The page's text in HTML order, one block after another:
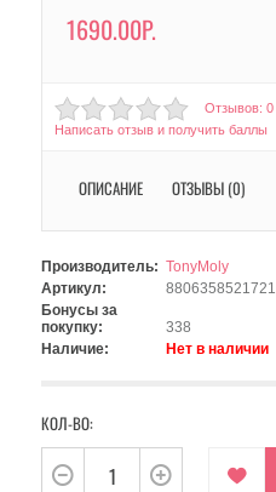
1690.00Р.
Отзывов: 0
Написать отзыв и получить баллы
ОПИСАНИЕ ОТЗЫВЫ (0)
Производитель: TonyMoly
Артикул:
8806358521721
Бонусы за
покупку:
338
Наличие:
Нет в наличии
КОЛ-ВО: